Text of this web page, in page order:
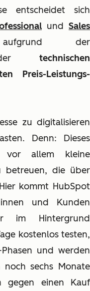
entscheidet sich
und Sales
der
technischen
Preis-Leistungs-
zu digitalisieren
Denn: Dieses
allem kleine
betreuen, die über
kommt HubSpot
und Kunden
im Hintergrund
kostenlos testen,
und werden
sechs Monate
gegen einen Kauf